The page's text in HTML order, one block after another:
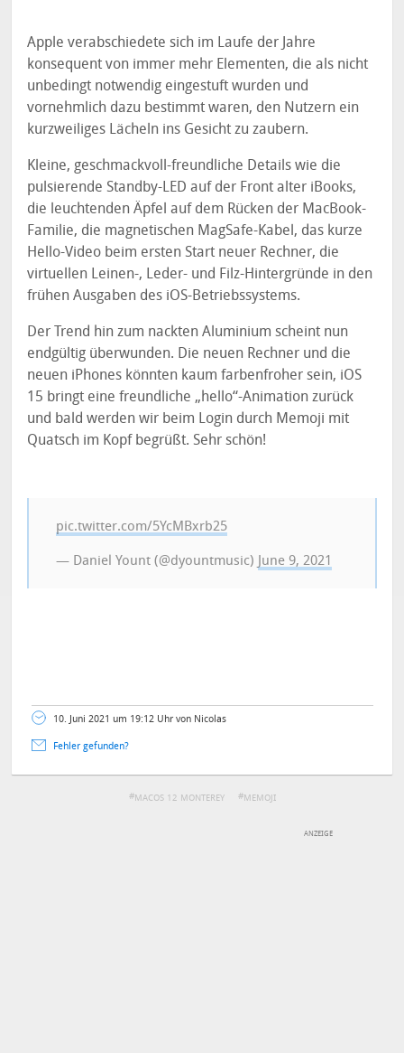
Apple verabschiedete sich im Laufe der Jahre
konsequent von immer mehr Elementen, die als nicht
unbedingt notwendig eingestuft wurden und
vornehmlich dazu bestimmt waren, den Nutzern ein
kurzweiliges Lächeln ins Gesicht zu zaubern.
Kleine, geschmackvoll-freundliche Details wie die
pulsierende Standby-LED auf der Front alter iBooks,
die leuchtenden Äpfel auf dem Rücken der MacBook-
Familie, die magnetischen MagSafe-Kabel, das kurze
Hello-Video beim ersten Start neuer Rechner, die
virtuellen Leinen-, Leder- und Filz-Hintergründe in den
frühen Ausgaben des iOS-Betriebssystems.
Der Trend hin zum nackten Aluminium scheint nun
endgültig überwunden. Die neuen Rechner und die
neuen iPhones könnten kaum farbenfroher sein, iOS
15 bringt eine freundliche „hello“-Animation zurück
und bald werden wir beim Login durch Memoji mit
Quatsch im Kopf begrüßt. Sehr schön!
pic.twitter.com/5YcMBxrb25
— Daniel Yount (@dyountmusic) June 9, 2021
10. Juni 2021 um 19:12 Uhr von Nicolas
Fehler gefunden?
MACOS 12 MONTEREY MEMOJI